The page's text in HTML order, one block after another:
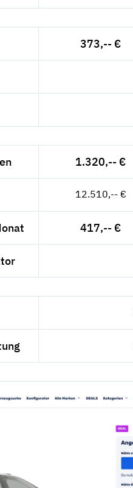
373,-- €
1.320,-- €
12.510,-- €
417,-- €